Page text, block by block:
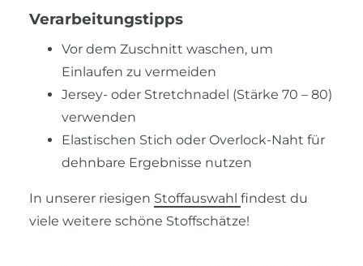
Verarbeitungstipps
Vor dem Zuschnitt waschen, um
Einlaufen zu vermeiden
Jersey- oder Stretchnadel (Stärke 70 – 80)
verwenden
Elastischen Stich oder Overlock-Naht für
dehnbare Ergebnisse nutzen
In unserer riesigen Stoffauswahl findest du
viele weitere schöne Stoffschätze!